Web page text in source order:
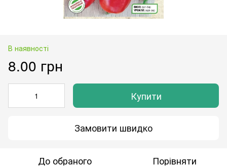
В наявності
8.00 грн
Купити
Замовити швидко
До обраного Порівняти